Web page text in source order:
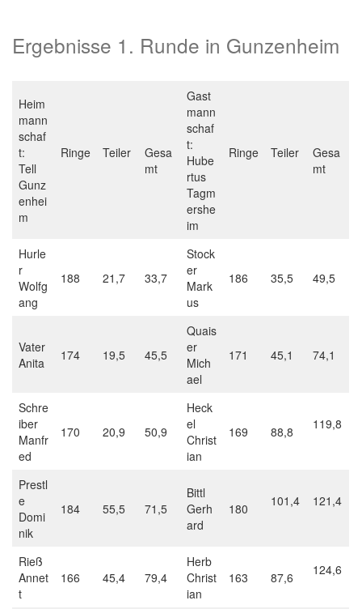
Ergebnisse 1. Runde in Gunzenheim
Heim
mann
schaf
t:
Tell
Gunz
enhei
m
Ringe Teiler
Gesa
mt
Gast
mann
schaf
t:
Hube
rtus
Tagm
ershe
im
Ringe Teiler
Gesa
mt
Hurle
r
Wolfg
ang
188 21,7 33,7
Stock
er
Mark
us
186 35,5 49,5
Vater
Anita
174 19,5 45,5
Quais
er
Mich
ael
171 45,1 74,1
Schre
iber
Manfr
ed
170 20,9 50,9
Heck
el
Christ
ian
169 88,8 119,8
Prestl
e
Domi
nik
184 55,5 71,5
Bittl
Gerh
ard
180 101,4 121,4
Rieß
Annet
t
166 45,4 79,4
Herb
Christ
ian
163 87,6 124,6